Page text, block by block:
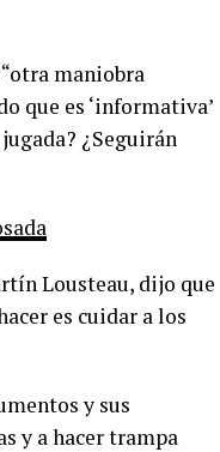
maniobra
que es ‘informativa’
¿Seguirán
Lousteau, dijo que
es cuidar a los
y sus
y a hacer trampa